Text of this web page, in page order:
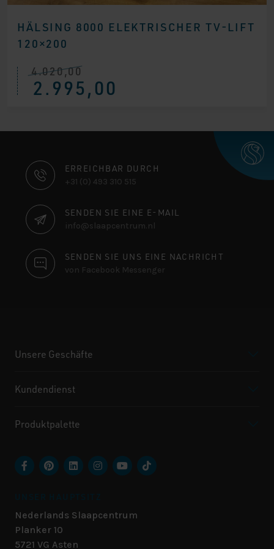
HÄLSING 8000 ELEKTRISCHER TV-LIFT
120×200
4.020,00
Ursprünglicher
Preis
war:
2.995,00
Aktueller
Preis
ist:
KONTAKTINFORMATIONEN
ERREICHBAR DURCH
+31 (0) 493 310 515
SENDEN SIE EINE E-MAIL
info@slaapcentrum.nl
SENDEN SIE UNS EINE NACHRICHT
von Facebook Messenger
Unsere Geschäfte
Kundendienst
Produktpalette
Nederlands Slaapcentrum
Planker 10
5721 VG Asten